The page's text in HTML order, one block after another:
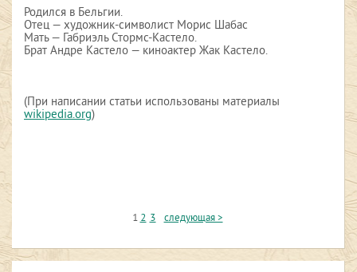
Родился в Бельгии.
Отец — художник-символист Морис Шабас
Мать — Габриэль Стормс-Кастело.
Брат Андре Кастело — киноактер Жак Кастело.
(При написании статьи использованы материалы
wikipedia.org)
12 3 следующая >